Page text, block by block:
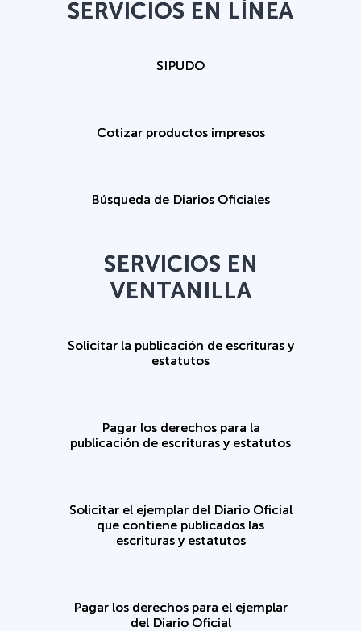
SERVICIOS EN LÍNEA
SIPUDO
Cotizar productos impresos
Búsqueda de Diarios Oficiales
SERVICIOS EN
VENTANILLA
Solicitar la publicación de escrituras y
estatutos
Pagar los derechos para la
publicación de escrituras y estatutos
Solicitar el ejemplar del Diario Oficial
que contiene publicados las
escrituras y estatutos
Pagar los derechos para el ejemplar
del Diario Oficial